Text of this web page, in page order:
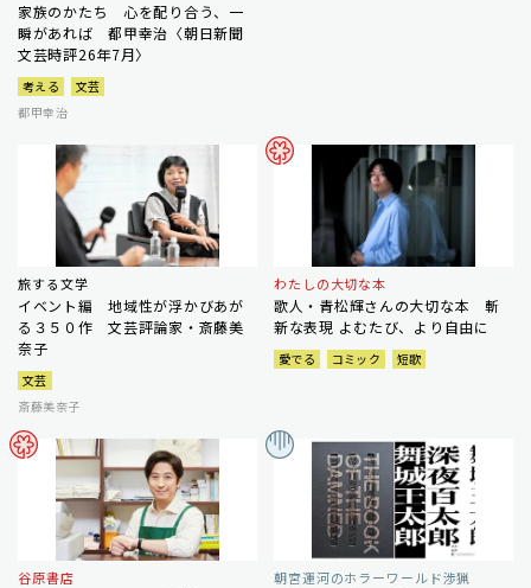
家族のかたち 心を配り合う、一
瞬があれば 都甲幸治〈朝日新聞
文芸時評26年7月〉
考える
文芸
都甲幸治
旅する文学
イベント編 地域性が浮かびあが
る３５０作 文芸評論家・斎藤美
奈子
文芸
斎藤美奈子
わたしの大切な本
歌人・青松輝さんの大切な本 斬
新な表現 よむたび、より自由に
愛でる コミック 短歌
谷原書店 朝宮運河のホラーワールド渉猟